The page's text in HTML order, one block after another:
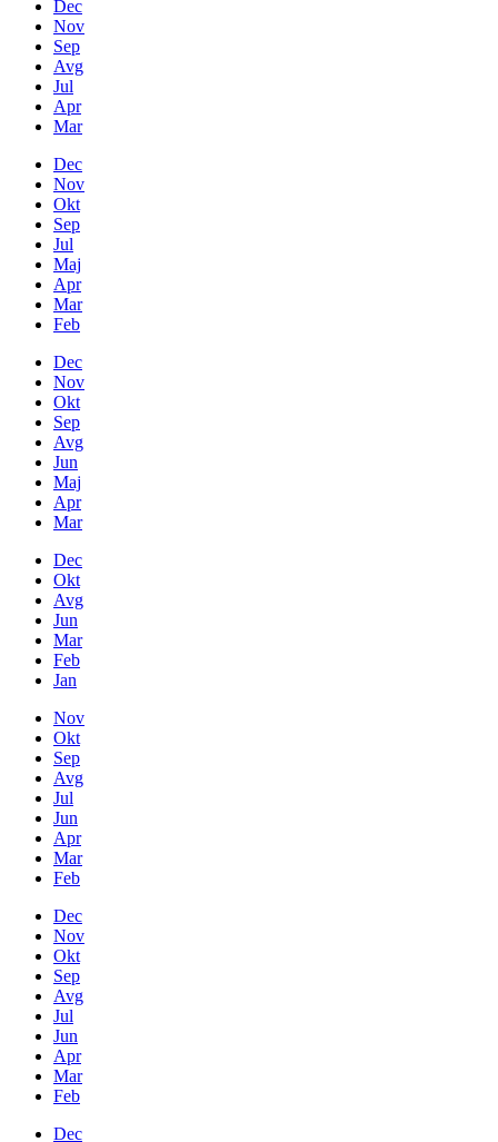
Dec
Nov
Sep
Avg
Jul
Apr
Mar
Dec
Nov
Okt
Sep
Jul
Maj
Apr
Mar
Feb
Dec
Nov
Okt
Sep
Avg
Jun
Maj
Apr
Mar
Dec
Okt
Avg
Jun
Mar
Feb
Jan
Nov
Okt
Sep
Avg
Jul
Jun
Apr
Mar
Feb
Dec
Nov
Okt
Sep
Avg
Jul
Jun
Apr
Mar
Feb
Dec